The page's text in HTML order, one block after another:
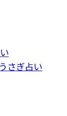
さぎ占い